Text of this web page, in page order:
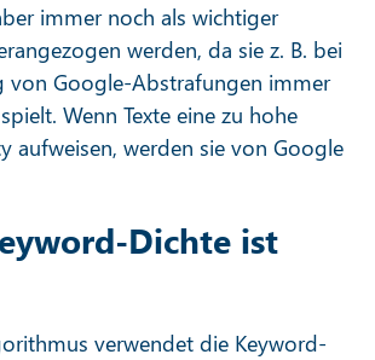
immer noch als wichtiger
werden, da sie z. B. bei
von Google-Abstrafungen immer
Wenn Texte eine zu hohe
aufweisen, werden sie von Google
Dichte ist
verwendet die Keyword-